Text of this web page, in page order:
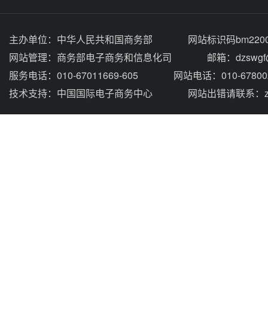
主办单位： 中华人民共和国商务部
网站标识码
网站管理： 商务部电子商务和信息化司
邮箱：
服务电话：010-67011669-605
网站电话：010-
技术支持： 中国国际电子商务中心 网站出错请联系